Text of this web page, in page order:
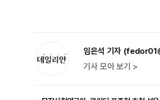
임은석 기자
기사 모아 보기 >